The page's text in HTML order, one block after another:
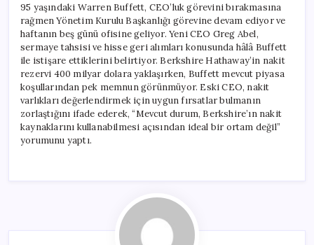
95 yaşındaki Warren Buffett, CEO’luk görevini bırakmasına
rağmen Yönetim Kurulu Başkanlığı görevine devam ediyor ve
haftanın beş günü ofisine geliyor. Yeni CEO Greg Abel,
sermaye tahsisi ve hisse geri alımları konusunda hâlâ Buffett
ile istişare ettiklerini belirtiyor. Berkshire Hathaway’in nakit
rezervi 400 milyar dolara yaklaşırken, Buffett mevcut piyasa
koşullarından pek memnun görünmüyor. Eski CEO, nakit
varlıkları değerlendirmek için uygun fırsatlar bulmanın
zorlaştığını ifade ederek, “Mevcut durum, Berkshire’ın nakit
kaynaklarını kullanabilmesi açısından ideal bir ortam değil”
yorumunu yaptı.